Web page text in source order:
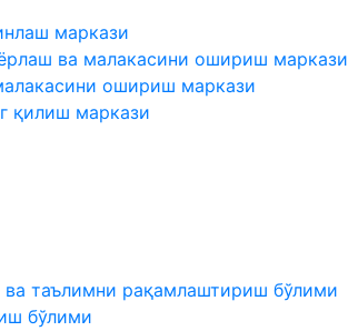
маркази
ва малакасини ошириш маркази
ошириш маркази
қилиш маркази
таълимни рақамлаштириш бўлими
бўлими